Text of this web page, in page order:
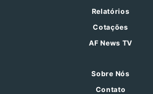
Relatórios
Cotações
AF News TV
Sobre Nós
Contato